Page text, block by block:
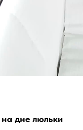
дне люльки